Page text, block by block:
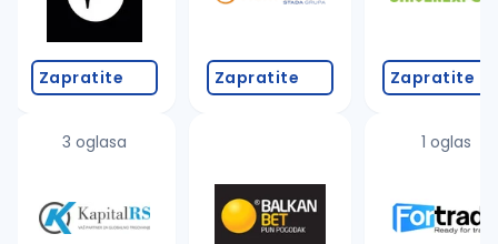
Zapratite
3 oglasa
Zapratite Zapratite
1 oglas